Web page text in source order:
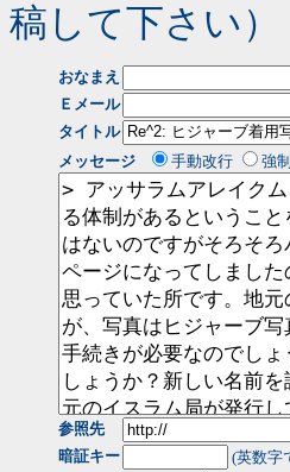
稿して下さい）
おなまえ
Ｅメール
タイトル
メッセージ
手動改行 強
参照先
暗証キー
(英数字